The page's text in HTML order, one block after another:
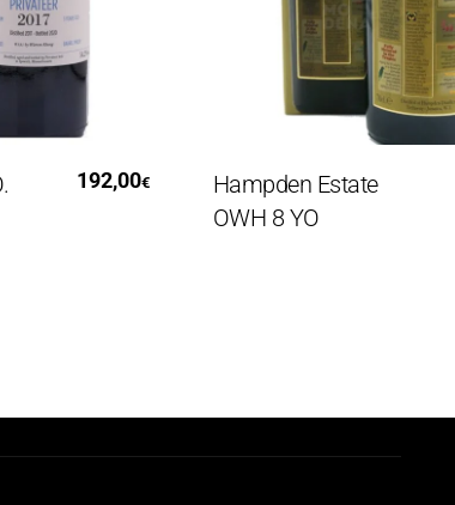
192,00€
Hampden Estate
OWH 8 YO